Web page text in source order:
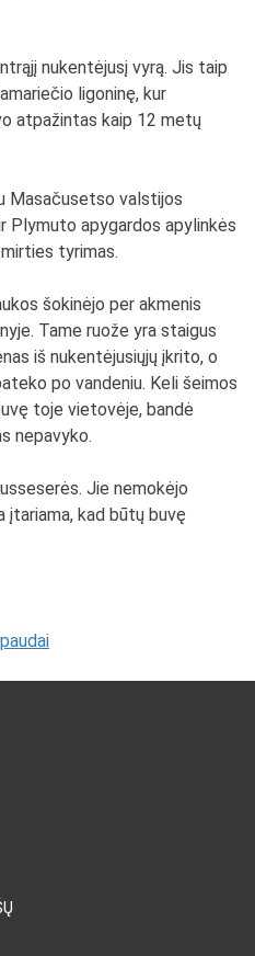
nukentėjusį vyrą. Jis taip
ligoninę, kur
atpažintas kaip 12 metų
Masačusetso valstijos
Plymuto apygardos apylinkės
tyrimas.
šokinėjo per akmenis
Tame ruože yra staigus
iš nukentėjusiųjų įkrito, o
po vandeniu. Keli šeimos
toje vietovėje, bandė
nepavyko.
Jie nemokėjo
įtariama, kad būtų buvę